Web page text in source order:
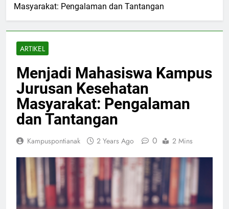
Masyarakat: Pengalaman dan Tantangan
ARTIKEL
Menjadi Mahasiswa Kampus
Jurusan Kesehatan
Masyarakat: Pengalaman
dan Tantangan
Kampuspontianak 2 Years Ago 0 2 Mins